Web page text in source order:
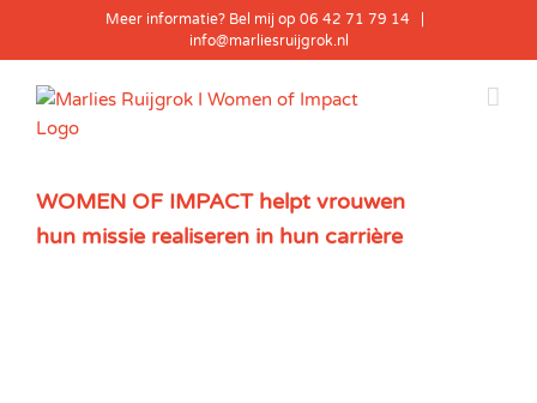
Meer informatie? Bel mij op 06 42 71 79 14
info@marliesruijgrok.nl
WOMEN OF IMPACT helpt vrouwen
hun missie realiseren in hun carrière